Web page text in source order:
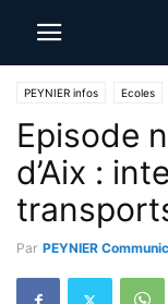
PEYNIER infos Ecoles
Episode
d’Aix :
Par PEYNIER